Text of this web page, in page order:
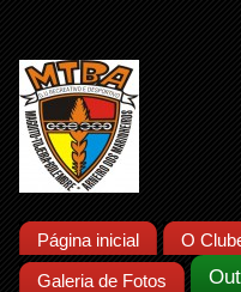
Página inicial O
Galeria de Fotos